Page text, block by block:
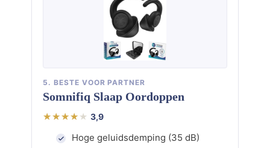
5. BESTE VOOR PARTNER
Somnifiq Slaap Oordoppen
3,9
Hoge geluidsdemping (35 dB)